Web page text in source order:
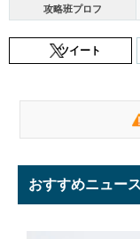
攻略班プロフ
ツイート
おすすめニュース